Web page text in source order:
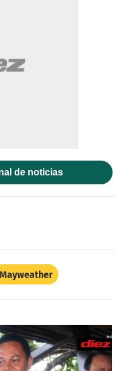
de noticias